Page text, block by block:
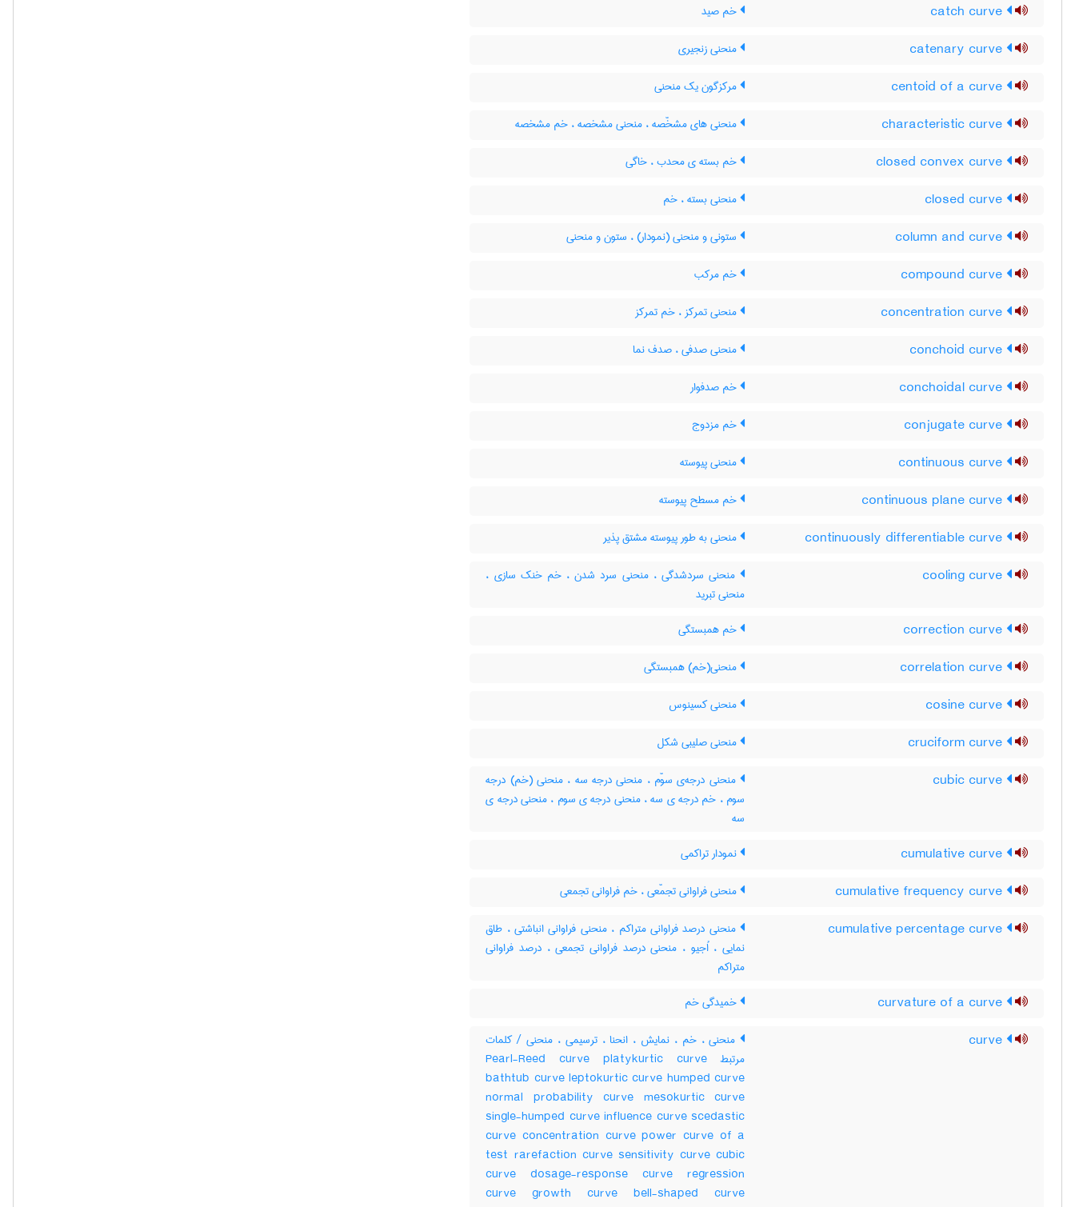
خم صید
منحنی زنجیری
مرکزگون یک منحنی
منحنی های مشخّصه ، منحنی مشخصه ، خم مشخصه
خم بسته ی محدب ، خاگی
منحنی بسته ، خم
ستونی و منحنی (نمودار) ، ستون و منحنی
خم مرکب
منحنی تمرکز ، خم تمرکز
منحنی صدفی ، صدف نما
خم صدفوار
خم مزدوج
منحنی پیوسته
خم مسطح پیوسته
منحنی به طور پیوسته مشتق پذیر
منحنی سردشدگی ، منحنی سرد شدن ، خم خنک سازی ،
منحنی تبرید
خم همبستگی
منحنی(خم) همبستگی
منحنی کسینوس
منحنی صلیبی شکل
منحنی درجه‌ی سوّم ، منحنی درجه سه ، منحنی (خم) درجه
سوم ، خم درجه ی سه ، منحنی درجه ی سوم ، منحنی درجه ی
سه
نمودار تراکمی
منحنی فراوانی تجمّعی ، خم فراوانی تجمعی
منحنی درصد فراوانی متراکم ، منحنی فراوانی انباشتی ، طاق
نمایی ، اُجیو ، منحنی درصد فراوانی تجمعی ، درصد فراوانی
متراکم
خمیدگی خم
منحنی ، خم ، نمایش ، انحنا ، ترسیمی ، منحنی / کلمات
مرتبط Pearl-Reed curve platykurtic curve
bathtub curve leptokurtic curve humped curve
normal probability curve mesokurtic curve
single-humped curve influence curve scedastic
curve concentration curve power curve of a
test rarefaction curve sensitivity curve cubic
curve dosage-response curve regression
curve growth curve bell-shaped curve